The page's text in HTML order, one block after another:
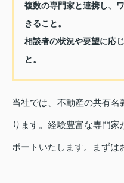
複数の専門家と連携し、
きること。
相談者の状況や要望に応
と。
当社では、不動産の共有
ります。経験豊富な専門
ポートいたします。まずは